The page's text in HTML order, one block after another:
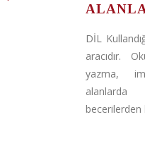
DİL
aracıdır.
yazma,
becerilerden